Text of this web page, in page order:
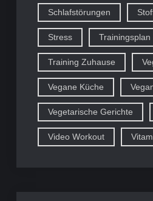
Schlafstörungen
Stress Trainingsplan
Training Zuhause
Vegane Küche
Vegetarische Gerichte
Video Workout